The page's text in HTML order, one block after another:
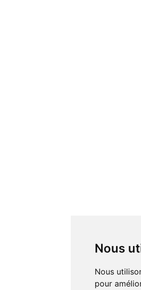
Nous
Nous utilisons des cookies et d'autres technologies de suivi
pour